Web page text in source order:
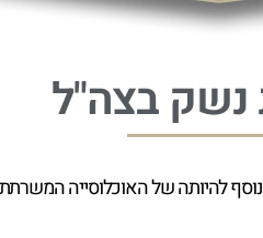
בצה"ל
להיותה של האוכלוסייה